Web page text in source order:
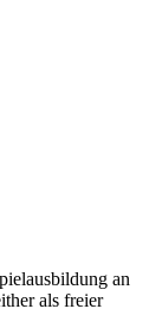
an
als freier